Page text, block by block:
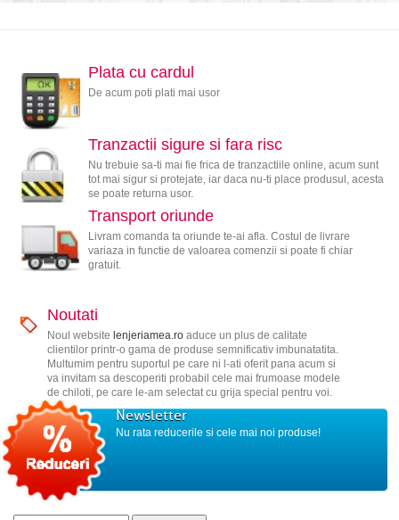
Plata cu cardul
De acum poti plati mai usor
Tranzactii sigure si fara risc
Nu trebuie sa-ti mai fie frica de tranzactiile online, acum sunt
tot mai sigur si protejate, iar daca nu-ti place produsul, acesta
se poate returna usor.
Transport oriunde
Livram comanda ta oriunde te-ai afla. Costul de livrare
variaza in functie de valoarea comenzii si poate fi chiar
gratuit.
Noutati
Noul website lenjeriamea.roaduce un plus de calitate
clientilor printr-o gama de produse semnificativ imbunatatita.
Multumim pentru suportul pe care ni l-ati oferit pana acum si
va invitam sa descoperiti probabil cele mai frumoase modele
de chiloti, pe care le-am selectat cu grija special pentru voi.
Newsletter
Nu rata reducerile si cele mai noi produse!